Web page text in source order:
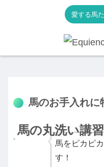
愛する馬
馬の丸洗い講
2023.09.06
馬のお手入れに
馬をピカピ
す！